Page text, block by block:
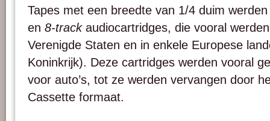
Tapes met een breedte van 1/4 duim
en 8-trackaudiocartridges, die vooral
Verenigde Staten en in enkele Europese
Koninkrijk). Deze cartridges werden vooral
voor auto’s, tot ze werden vervangen door
Cassette formaat.